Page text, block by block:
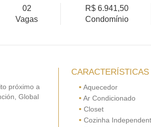
02
Vagas
R$ 6.941,50
Condomínio
próximo a
Global
• Aquecedor
• Ar Condicionado
• Closet
• Cozinha